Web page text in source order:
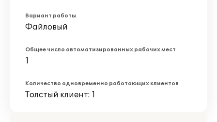
Вариант работы
Файловый
Общее число автоматизированных рабочих мест
1
Количество одновременно работающих клиентов
Толстый клиент: 1